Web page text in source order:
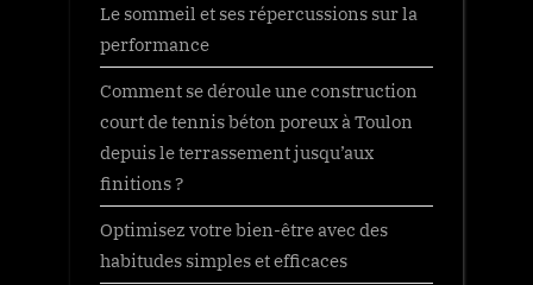
Le sommeil et ses répercussions sur la
performance
Comment se déroule une construction
court de tennis béton poreux à Toulon
depuis le terrassement jusqu’aux
finitions ?
Optimisez votre bien-être avec des
habitudes simples et efficaces